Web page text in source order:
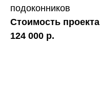
подоконников
Стоимость проекта
124 000 р.